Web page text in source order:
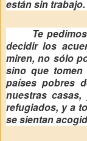
están sin trabajo.
Te pedimos
decidir los
miren, no sólo
sino que
países pobres
nuestras
refugiados, y a
se sientan